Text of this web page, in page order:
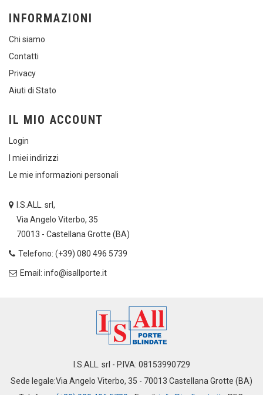
INFORMAZIONI
Chi siamo
Contatti
Privacy
Aiuti di Stato
IL MIO ACCOUNT
Login
I miei indirizzi
Le mie informazioni personali
I.S.ALL. srl,
Via Angelo Viterbo, 35
70013 - Castellana Grotte (BA)
Telefono: (+39) 080 496 5739
Email: info@isallporte.it
I.S.ALL. srl - P.IVA: 08153990729
Sede legale:Via Angelo Viterbo, 35 - 70013 Castellana Grotte (BA)